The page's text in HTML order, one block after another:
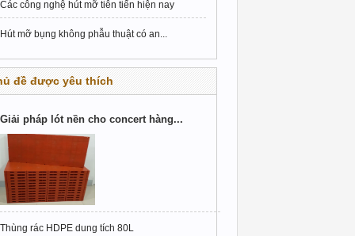
Các công nghệ hút mỡ tiên tiến hiện nay
Hút mỡ bụng không phẫu thuật có an...
đề được yêu thích
Giải pháp lót nền cho concert hàng...
Thùng rác HDPE dung tích 80L